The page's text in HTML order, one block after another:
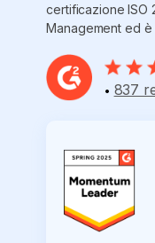
certificazione ISO
Management ed è
• 837